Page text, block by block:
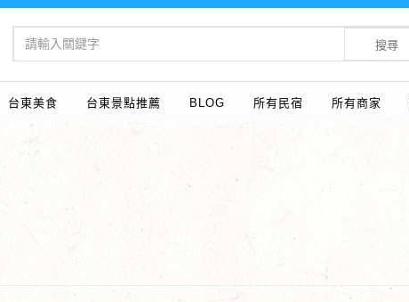
搜尋
台東美食 台東景點推薦 BLOG 所有民宿 所有商家